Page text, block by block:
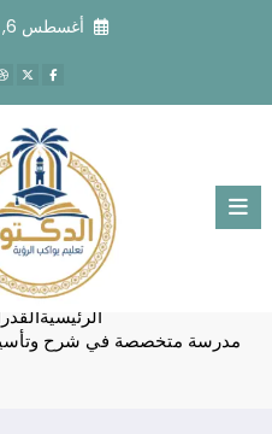
أغسطس 6, 2026
مدرسة متخصصة
كليه
الرئيسية
مدرسة متخصصة في شرح وتأسيس